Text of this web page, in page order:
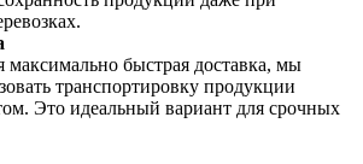
максимально быстрая доставка, мы
транспортировку продукции
Это идеальный вариант для срочных